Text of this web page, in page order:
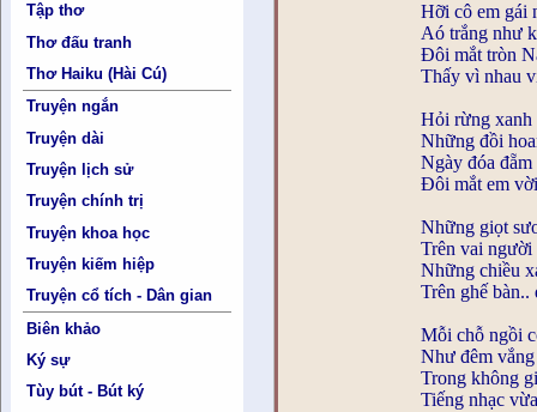
Tập thơ
Thơ đấu tranh
Thơ Haiku (Hài Cú)
Truyện ngắn
Truyện dài
Truyện lịch sử
Truyện chính trị
Truyện khoa học
Truyện kiếm hiệp
Truyện cổ tích - Dân gian
Biên khảo
Ký sự
Tùy bút - Bút ký
Hỡi cô em gái
Aó trắng như
Đôi mắt tròn
Thấy vì nhau
Hỏi rừng xanh
Những đồi
Ngày đóa
Đôi mắt em
Những giọt
Trên vai
Những chiều
Trên ghế
Mỗi chỗ ngồi
Như đêm
Trong không
Tiếng nhạc